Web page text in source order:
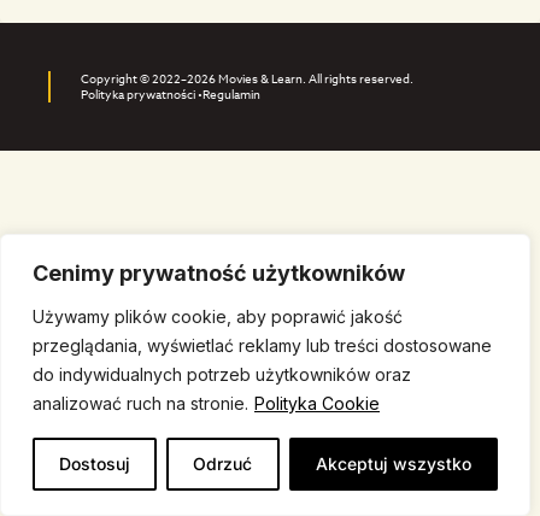
Cenimy prywatność użytkowników
Używamy plików cookie, aby poprawić jakość
przeglądania, wyświetlać reklamy lub treści dostosowane
do indywidualnych potrzeb użytkowników oraz
analizować ruch na stronie. Polityka Cookie
Dostosuj Odrzuć Akceptuj wszystko
Copyright © 2022–2026 Movies & Learn. All rights reserved.
Polityka prywatności •Regulamin